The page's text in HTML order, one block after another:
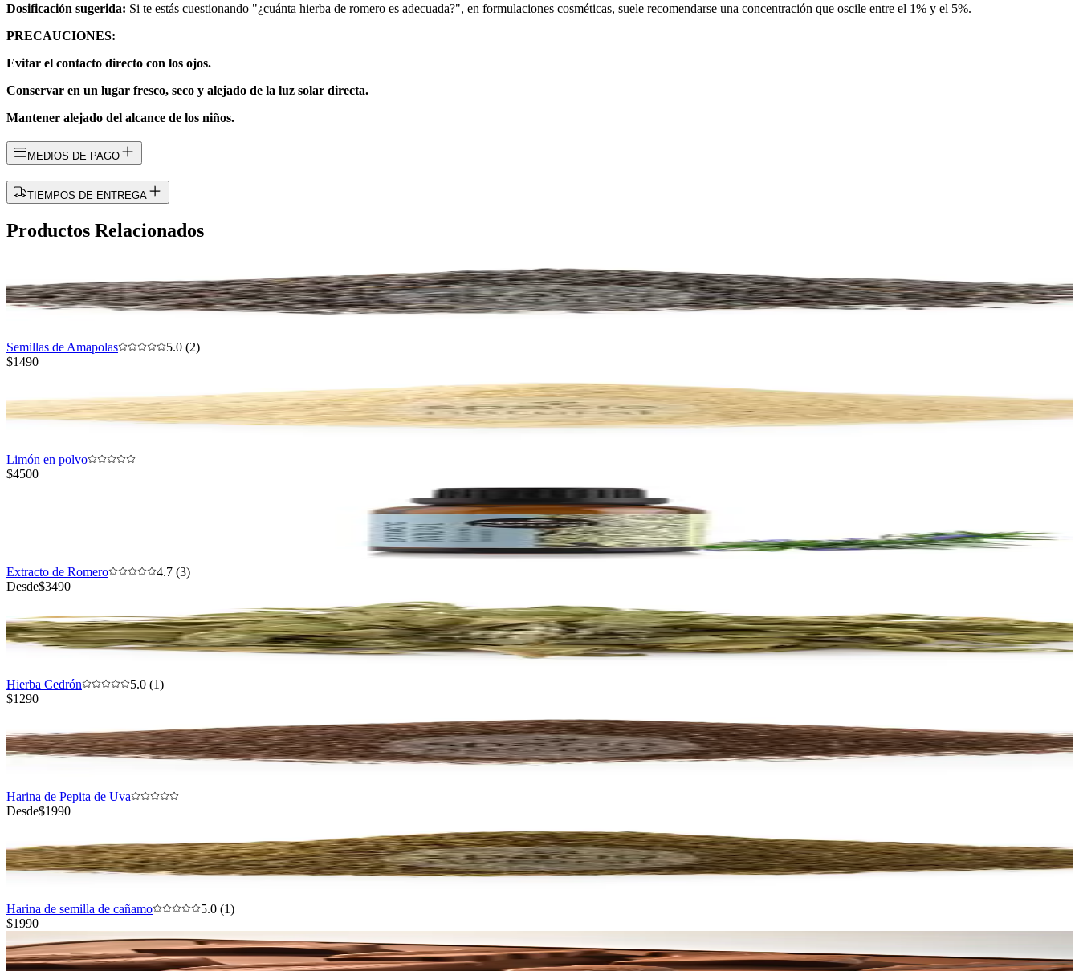
Dosificación sugerida: Si te estás cuestionando "¿cuánta hierba de romero es adecuada?", en formulaciones cosméticas, suele recomendarse una concentración que oscile entre el 1% y el 5%.
PRECAUCIONES:
Evitar el contacto directo con los ojos.
Conservar en un lugar fresco, seco y alejado de la luz solar directa.
Mantener alejado del alcance de los niños.
MEDIOS DE PAGO
TIEMPOS DE ENTREGA
Productos Relacionados
Semillas de Amapolas
5.0 (2)
$1490
Limón en polvo
$4500
Extracto de Romero
4.7 (3)
Desde$3490
Hierba Cedrón
5.0 (1)
$1290
Harina de Pepita de Uva
Desde$1990
Harina de semilla de cañamo
5.0 (1)
$1990